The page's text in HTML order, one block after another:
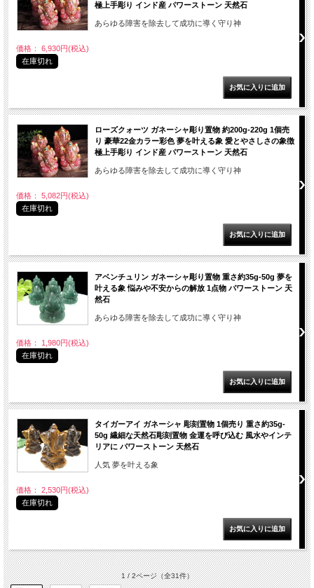
極上手彫り インド産 パワーストーン 天然石
あらゆる障害を除去して成功に導く守り神
価格： 6,930円(税込)
在庫切れ
ローズクォーツ ガネーシャ彫り置物 約200g-220g 1個売
り 豪華22金カラー彩色 夢を叶える象 愛とやさしさの象徴
極上手彫り インド産 パワーストーン 天然石
あらゆる障害を除去して成功に導く守り神
価格： 5,082円(税込)
在庫切れ
アベンチュリン ガネーシャ彫り置物 重さ約35g-50g 夢を
叶える象 悩みや不安からの解放 1点物 パワーストーン 天
然石
あらゆる障害を除去して成功に導く守り神
価格： 1,980円(税込)
在庫切れ
タイガーアイ ガネーシャ 彫刻置物 1個売り 重さ約35g-
50g 繊細な天然石彫刻置物 金運を呼び込む 風水やインテ
リアに パワーストーン 天然石
人気 夢を叶える象
価格： 2,530円(税込)
在庫切れ
1 / 2ページ（全31件）